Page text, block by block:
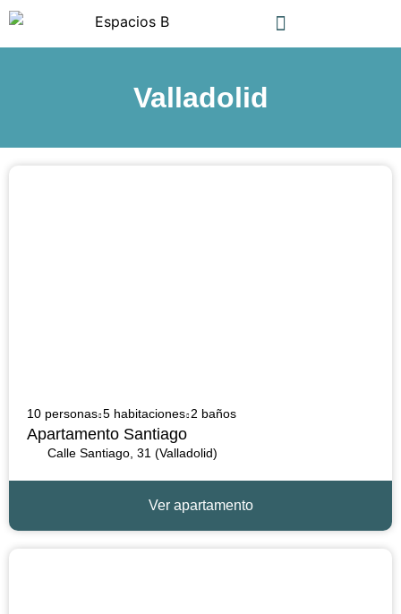
Valladolid
10 personas 5 habitaciones 2 baños
Apartamento Santiago
Calle Santiago, 31 (Valladolid)
Ver apartamento